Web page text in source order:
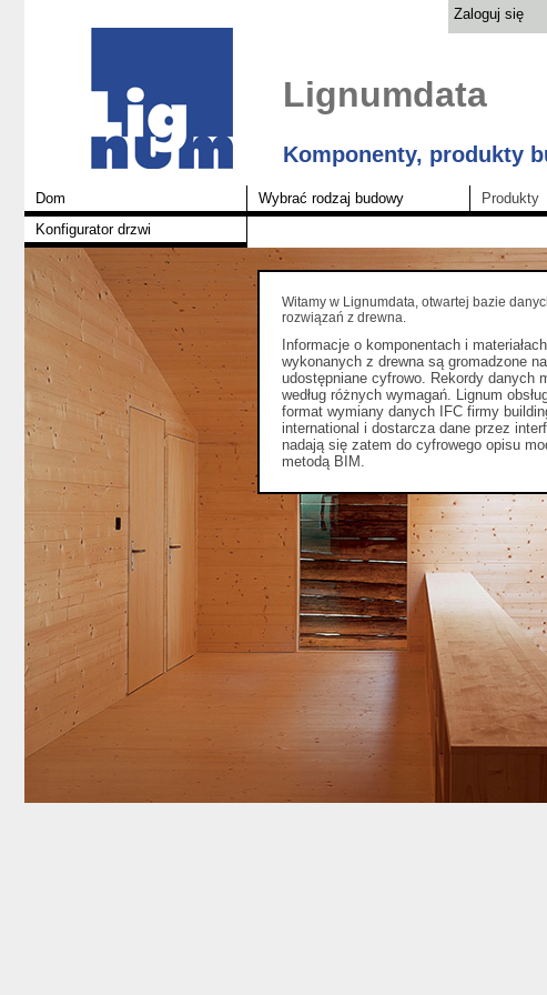
Zaloguj się
Lignumdata
Komponenty, produkty
Dom Wybrać rodzaj budowy Produkty
Konfigurator drzwi
Witamy w Lignumdata, otwartej bazie
rozwiązań z drewna.
Informacje o komponentach i
wykonanych z drewna są gromadzone
udostępniane cyfrowo. Rekordy danych
według różnych wymagań. Lignum
format wymiany danych IFC firmy
international i dostarcza dane przez
nadają się zatem do cyfrowego opisu
metodą BIM.